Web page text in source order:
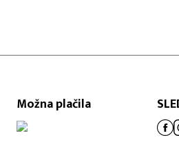
Možna plačila